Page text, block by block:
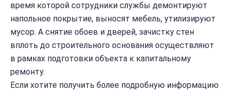
время которой сотрудники службы демонтируют
напольное покрытие, выносят мебель, утилизируют
мусор. А снятие обоев и дверей, зачистку стен
вплоть до строительного основания осуществляют
в рамках подготовки объекта к капитальному
ремонту.
Если хотите получить более подробную информацию